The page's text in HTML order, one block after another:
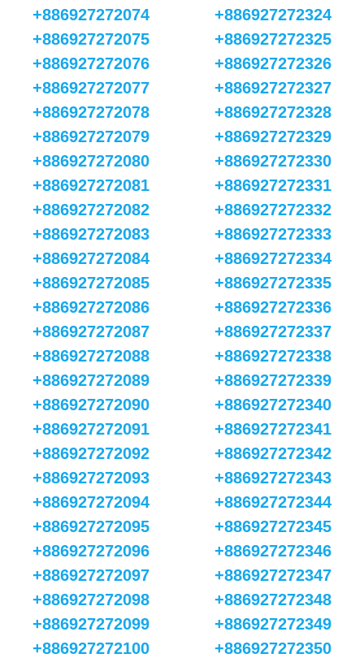
+886927272074
+886927272075
+886927272076
+886927272077
+886927272078
+886927272079
+886927272080
+886927272081
+886927272082
+886927272083
+886927272084
+886927272085
+886927272086
+886927272087
+886927272088
+886927272089
+886927272090
+886927272091
+886927272092
+886927272093
+886927272094
+886927272095
+886927272096
+886927272097
+886927272098
+886927272099
+886927272100
+886927272324
+886927272325
+886927272326
+886927272327
+886927272328
+886927272329
+886927272330
+886927272331
+886927272332
+886927272333
+886927272334
+886927272335
+886927272336
+886927272337
+886927272338
+886927272339
+886927272340
+886927272341
+886927272342
+886927272343
+886927272344
+886927272345
+886927272346
+886927272347
+886927272348
+886927272349
+886927272350